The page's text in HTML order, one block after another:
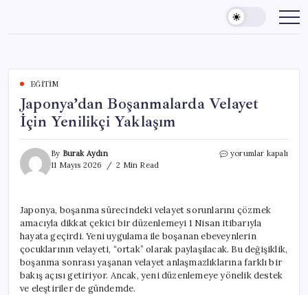
content
EĞITIM
Japonya’dan Boşanmalarda Velayet
İçin Yenilikçi Yaklaşım
By Burak Aydın
11 Mayıs 2026
2 Min Read
Japonya’dan
Yaklaşım
için
yorumlar kapalı
Japonya, boşanma sürecindeki velayet sorunlarını çözmek
amacıyla dikkat çekici bir düzenlemeyi 1 Nisan itibarıyla
hayata geçirdi. Yeni uygulama ile boşanan ebeveynlerin
çocuklarının velayeti, “ortak” olarak paylaşılacak. Bu değişiklik,
boşanma sonrası yaşanan velayet anlaşmazlıklarına farklı bir
bakış açısı getiriyor. Ancak, yeni düzenlemeye yönelik destek
ve eleştiriler de gündemde.